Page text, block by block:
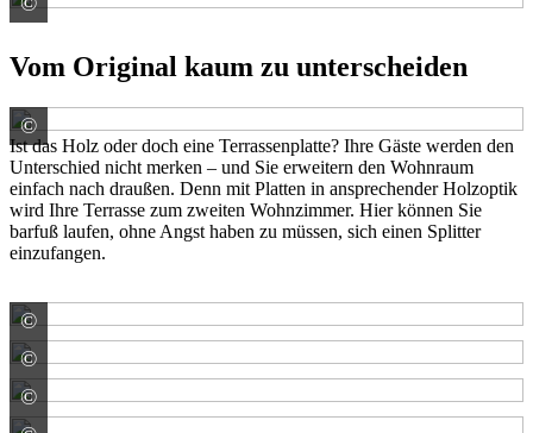
KANN GmbH Baustoffwerke
Vom Original kaum zu unterscheiden
©
Rinn Beton- und Naturstein GmbH & Co. KG
Ist das Holz oder doch eine Terrassenplatte? Ihre Gäste werden den
Unterschied nicht merken – und Sie erweitern den Wohnraum
einfach nach draußen. Denn mit Platten in ansprechender Holzoptik
wird Ihre Terrasse zum zweiten Wohnzimmer. Hier können Sie
barfuß laufen, ohne Angst haben zu müssen, sich einen Splitter
einzufangen.
© Rinn Beton- und Naturstein GmbH & Co. KG
© Rinn Beton- und Naturstein GmbH & Co. KG
© Rinn Beton- und Naturstein GmbH & Co. KG